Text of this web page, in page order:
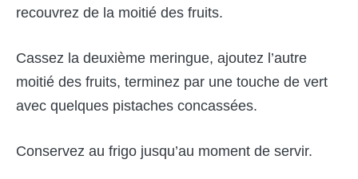
recouvrez de la moitié des fruits.
Cassez la deuxième meringue, ajoutez l’autre
moitié des fruits, terminez par une touche de vert
avec quelques pistaches concassées.
Conservez au frigo jusqu’au moment de servir.